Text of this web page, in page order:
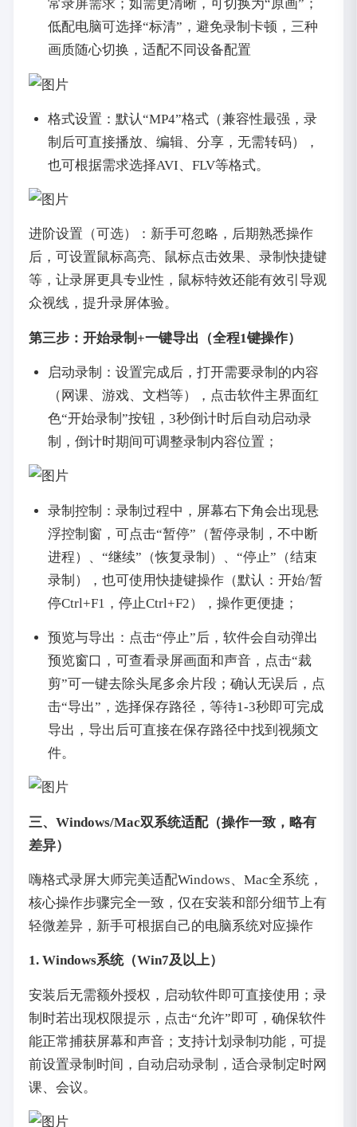
常录屏需求；如需更清晰，可切换为“原画”；
低配电脑可选择“标清”，避免录制卡顿，三种
画质随心切换，适配不同设备配置
格式设置：默认“MP4”格式（兼容性最强，录
制后可直接播放、编辑、分享，无需转码），
也可根据需求选择AVI、FLV等格式。
进阶设置（可选）：新手可忽略，后期熟悉操作
后，可设置鼠标高亮、鼠标点击效果、录制快捷键
等，让录屏更具专业性，鼠标特效还能有效引导观
众视线，提升录屏体验。
第三步：开始录制+一键导出（全程1键操作）
启动录制：设置完成后，打开需要录制的内容
（网课、游戏、文档等），点击软件主界面红
色“开始录制”按钮，3秒倒计时后自动启动录
制，倒计时期间可调整录制内容位置；
录制控制：录制过程中，屏幕右下角会出现悬
浮控制窗，可点击“暂停”（暂停录制，不中断
进程）、“继续”（恢复录制）、“停止”（结束
录制），也可使用快捷键操作（默认：开始/暂
停Ctrl+F1，停止Ctrl+F2），操作更便捷；
预览与导出：点击“停止”后，软件会自动弹出
预览窗口，可查看录屏画面和声音，点击“裁
剪”可一键去除头尾多余片段；确认无误后，点
击“导出”，选择保存路径，等待1-3秒即可完成
导出，导出后可直接在保存路径中找到视频文
件。
三、Windows/Mac双系统适配（操作一致，略有
差异）
嗨格式录屏大师完美适配Windows、Mac全系统，
核心操作步骤完全一致，仅在安装和部分细节上有
轻微差异，新手可根据自己的电脑系统对应操作
1. Windows系统（Win7及以上）
安装后无需额外授权，启动软件即可直接使用；录
制时若出现权限提示，点击“允许”即可，确保软件
能正常捕获屏幕和声音；支持计划录制功能，可提
前设置录制时间，自动启动录制，适合录制定时网
课、会议。